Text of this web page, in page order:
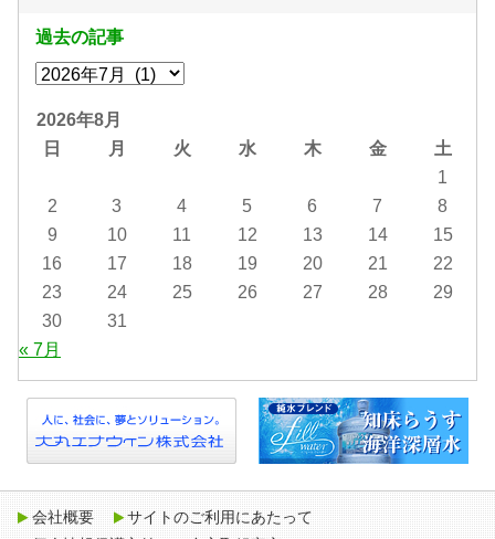
過去の記事
2026年8月
日
月 火 水 木 金
土
1
2
3 4 5 6 7
8
9
10 11 12 13 14
15
16
17 18 19 20 21
22
23
24 25 26 27 28
29
30
31
« 7月
会社概要
サイトのご利用にあたって